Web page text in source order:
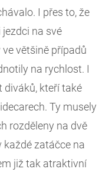
I přes to, že
na své
většině případů
na rychlost. I
diváků, kteří také
Ty musely
rozděleny na dvě
zatáčce na
již tak atraktivní